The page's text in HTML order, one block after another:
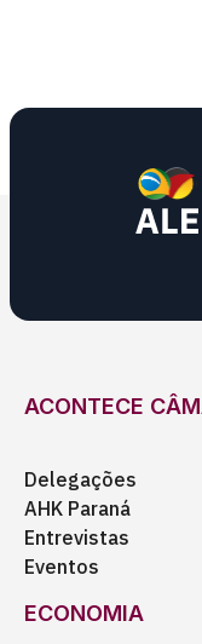
ACONTECE
Delegações
AHK Paraná
Entrevistas
Eventos
ECONOMIA